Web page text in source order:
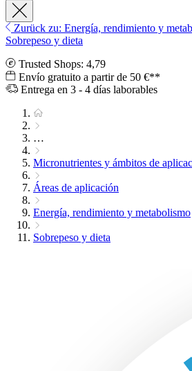
Zurück zu: Energía, rendimiento y
Sobrepeso y dieta
Trusted Shops: 4,79
Envío gratuito a partir de 50 €**
Entrega en 3 - 4 días laborables
…
Micronutrientes y ámbitos de
Áreas de aplicación
Energía, rendimiento y metabolismo
Sobrepeso y dieta